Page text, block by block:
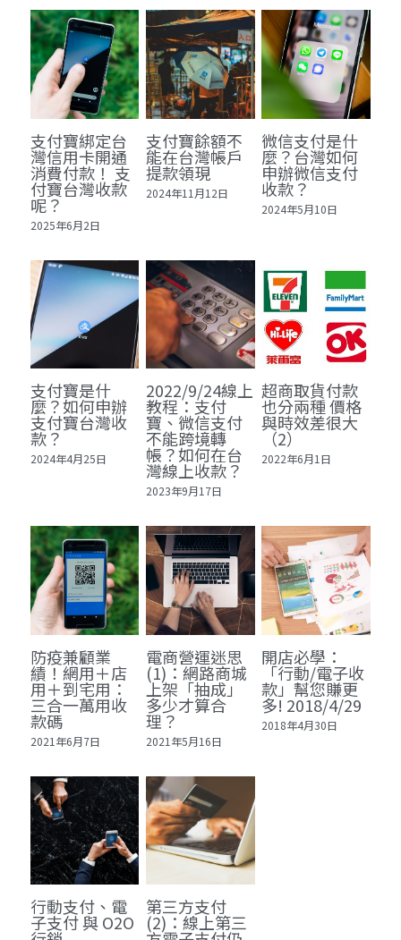
支付寶綁定台
灣信用卡開通
消費付款！ 支
付寶台灣收款
呢？
2025年6月2日
支付寶餘額不
能在台灣帳戶
提款領現
2024年11月12日
微信支付是什
麼？台灣如何
申辦微信支付
收款？
2024年5月10日
支付寶是什
麼？如何申辦
支付寶台灣收
款？
2024年4月25日
2022/9/24線上
教程：支付
寶、微信支付
不能跨境轉
帳？如何在台
灣線上收款？
2023年9月17日
超商取貨付款
也分兩種 價格
與時效差很大
（2）
2022年6月1日
防疫兼顧業
績！網用＋店
用＋到宅用：
三合一萬用收
款碼
2021年6月7日
電商營運迷思
(1)：網路商城
上架「抽成」
多少才算合
理？
2021年5月16日
開店必學：
「行動/電子收
款」幫您賺更
多! 2018/4/29
2018年4月30日
行動支付、電
子支付 與 O2O
第三方支付
(2)：線上第三